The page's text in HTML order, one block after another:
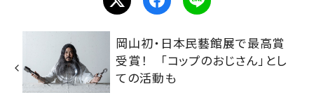
岡山初・日本民藝館展で最高賞
受賞！ 「コップのおじさん」とし
ての活動も